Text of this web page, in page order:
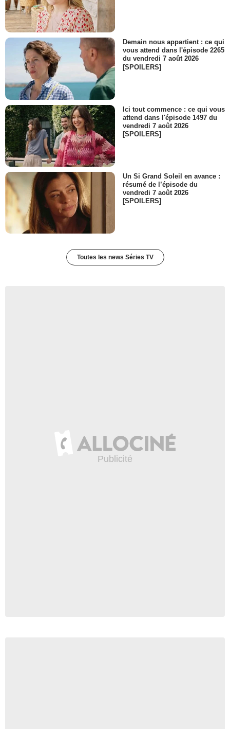
Demain nous appartient : ce qui
vous attend dans l'épisode 2265
du vendredi 7 août 2026
[SPOILERS]
Ici tout commence : ce qui vous
attend dans l'épisode 1497 du
vendredi 7 août 2026
[SPOILERS]
Un Si Grand Soleil en avance :
résumé de l’épisode du
vendredi 7 août 2026
[SPOILERS]
Toutes les news Séries TV